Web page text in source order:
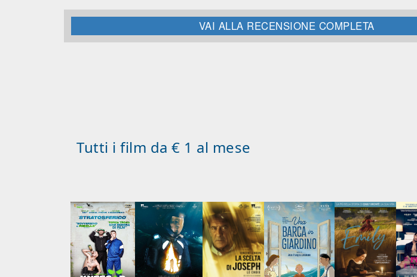
VAI ALLA RECENSIONE COMPLETA
Tutti i film da € 1 al mese